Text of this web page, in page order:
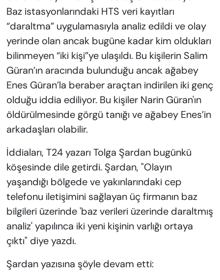
Baz istasyonlarındaki HTS veri kayıtları
“daraltma” uygulamasıyla analiz edildi ve olay
yerinde olan ancak bugüne kadar kim oldukları
bilinmeyen “iki kişi”ye ulaşıldı. Bu kişilerin Salim
Güran’ın aracında bulunduğu ancak ağabey
Enes Güran’la beraber araçtan indirilen iki genç
olduğu iddia ediliyor. Bu kişiler Narin Güran'ın
öldürülmesinde görgü tanığı ve ağabey Enes’in
arkadaşları olabilir.
İddiaları, T24 yazarı Tolga Şardan bugünkü
köşesinde dile getirdi. Şardan, "Olayın
yaşandığı bölgede ve yakınlarındaki cep
telefonu iletişimini sağlayan üç firmanın baz
bilgileri üzerinde 'baz verileri üzerinde daraltmış
analiz' yapılınca iki yeni kişinin varlığı ortaya
çıktı" diye yazdı.
Şardan yazısına şöyle devam etti: